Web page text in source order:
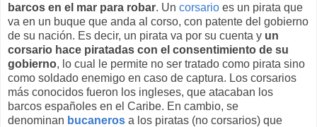
barcos en el mar para robar. Un corsario es un pirata que
va en un buque que anda al corso, con patente del gobierno
de su nación. Es decir, un pirata va por su cuenta y un
corsario hace piratadas con el consentimiento de su
gobierno, lo cual le permite no ser tratado como pirata sino
como soldado enemigo en caso de captura. Los corsarios
más conocidos fueron los ingleses, que atacaban los
barcos españoles en el Caribe. En cambio, se
denominan bucaneros a los piratas (no corsarios) que